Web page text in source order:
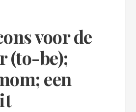
voor de
(to-be);
een